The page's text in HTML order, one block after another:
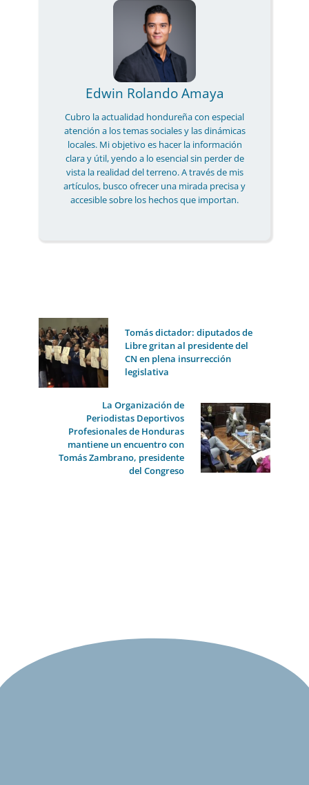
Edwin Rolando Amaya
Cubro la actualidad hondureña con especial
atención a los temas sociales y las dinámicas
locales. Mi objetivo es hacer la información
clara y útil, yendo a lo esencial sin perder de
vista la realidad del terreno. A través de mis
artículos, busco ofrecer una mirada precisa y
accesible sobre los hechos que importan.
Tomás dictador: diputados de
Libre gritan al presidente del
CN en plena insurrección
legislativa
La Organización de
Periodistas Deportivos
Profesionales de Honduras
mantiene un encuentro con
Tomás Zambrano, presidente
del Congreso